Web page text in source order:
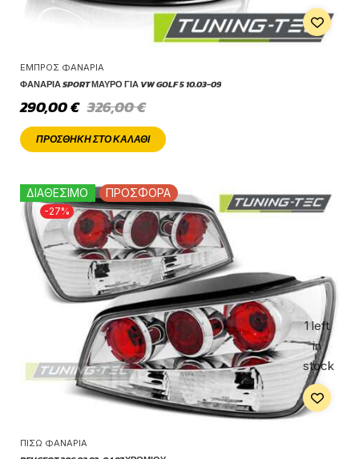
ΕΜΠΡΌΣ ΦΑΝΆΡΙΑ
ΦΑΝΆΡΙΑ SPORT ΜΑΎΡΟ ΓΙΑ VW GOLF 5 10.03-09
326,00€
290,00€
ΠΡΟΣΘΉΚΗ ΣΤΟ ΚΑΛΆΘΙ
-27%
ΔΙΑΘΕΣΙΜΟ ΠΡΟΣΦΟΡΑ
1 left
in
stock
ΠΊΣΩ ΦΑΝΆΡΙΑ